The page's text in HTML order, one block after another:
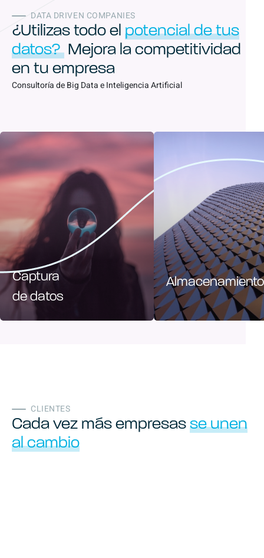
DATA DRIVEN COMPANIES
¿Utilizas todo el potencial de tus
datos? Mejora la competitividad
en tu empresa
Consultoría de Big Data e Inteligencia Artificial
Captura
de datos
Almacenamiento
CLIENTES
Cada vez más empresas se unen
al cambio